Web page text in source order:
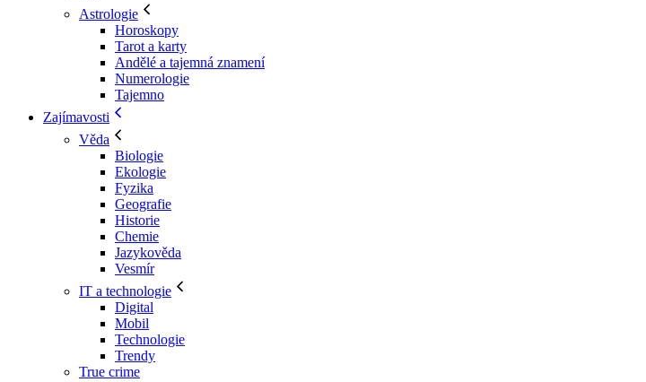
Astrologie
Horoskopy
Tarot a karty
Andělé a tajemná znamení
Numerologie
Tajemno
Zajímavosti
Věda
Biologie
Ekologie
Fyzika
Geografie
Historie
Chemie
Jazykověda
Vesmír
IT a technologie
Digital
Mobil
Technologie
Trendy
True crime